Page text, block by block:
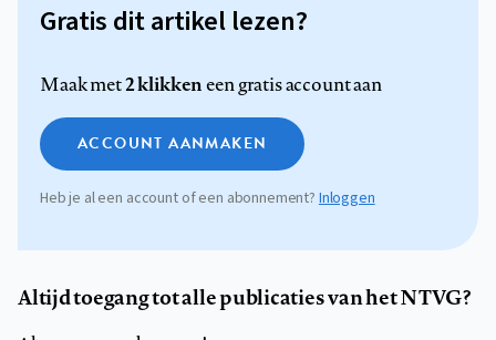
Gratis dit artikel lezen?
Maak met2 klikkeneen gratis account aan
ACCOUNT AANMAKEN
Heb je al een account of een abonnement? Inloggen
Altijd toegang tot alle publicaties van het NTVG?